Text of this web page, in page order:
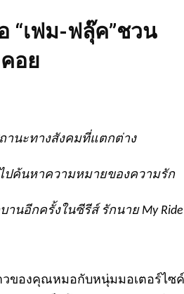
“เฟม-ฟลุ๊ค”ชวน
อย
านะทางสังคมที่แตกต่าง
ปค้นหาความหมายของความรัก
านอีกครั้งในซีรีส์ รักนาย My Ride
วของคุณหมอกับหนุ่มมอเตอร์ไซ